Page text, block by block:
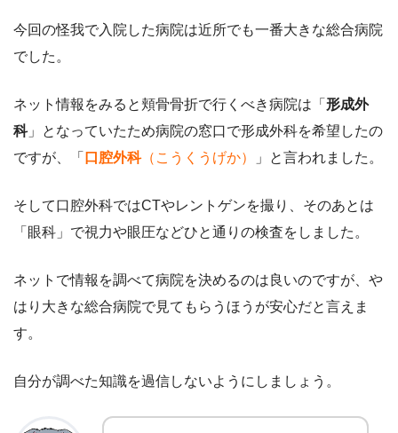
今回の怪我で入院した病院は近所でも一番大きな総合病院
でした。
ネット情報をみると頬骨骨折で行くべき病院は「 形成外
科」となっていたため病院の窓口で形成外科を希望したの
ですが、「 口腔外科（こうくうげか） 」と言われました。
そして口腔外科ではCTやレントゲンを撮り、そのあとは
「眼科」で視力や眼圧などひと通りの検査をしました。
ネットで情報を調べて病院を決めるのは良いのですが、や
はり大きな総合病院で見てもらうほうが安心だと言えま
す。
自分が調べた知識を過信しないようにしましょう。